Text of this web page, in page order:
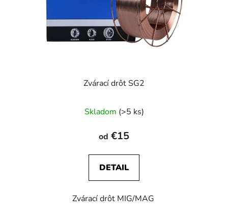
Zvárací drôt SG2
Skladom (>5 ks)
od €15
DETAIL
Zvárací drôt MIG/MAG